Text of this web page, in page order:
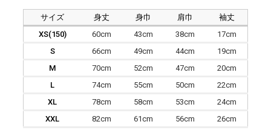
サイズ 身丈 身巾 肩巾
袖丈
XS(150)
60cm 43cm 38cm
17cm
S
66cm 49cm 44cm
19cm
M
70cm 52cm 47cm
20cm
L
74cm 55cm 50cm
22cm
XL
78cm 58cm 53cm
24cm
XXL
82cm 61cm 56cm 26cm